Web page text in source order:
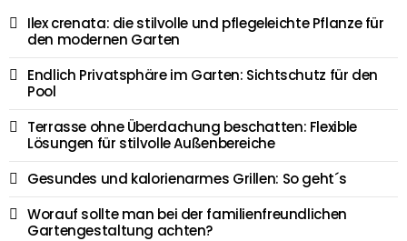
Ilex crenata: die stilvolle und pflegeleichte Pflanze für
den modernen Garten
Endlich Privatsphäre im Garten: Sichtschutz für den
Pool
Terrasse ohne Überdachung beschatten: Flexible
Lösungen für stilvolle Außenbereiche
Gesundes und kalorienarmes Grillen: So geht´s
Worauf sollte man bei der familienfreundlichen
Gartengestaltung achten?